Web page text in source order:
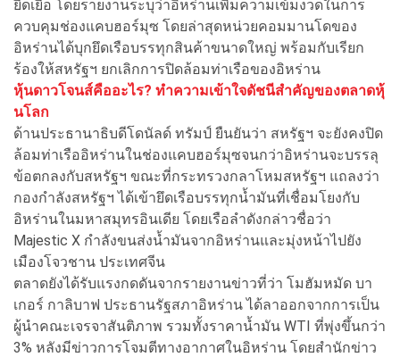
ยืดเยื้อ โดยรายงานระบุว่าอิหร่านเพิ่มความเข้มงวดในการ
ควบคุมช่องแคบฮอร์มุซ โดยล่าสุดหน่วยคอมมานโดของ
อิหร่านได้บุกยึดเรือบรรทุกสินค้าขนาดใหญ่ พร้อมกับเรียก
ร้องให้สหรัฐฯ ยกเลิกการปิดล้อมท่าเรือของอิหร่าน
หุ้นดาวโจนส์คืออะไร? ทำความเข้าใจดัชนีสำคัญของตลาดหุ้
นโลก
ด้านประธานาธิบดีโดนัลด์ ทรัมป์ ยืนยันว่า สหรัฐฯ จะยังคงปิด
ล้อมท่าเรืออิหร่านในช่องแคบฮอร์มุซจนกว่าอิหร่านจะบรรลุ
ข้อตกลงกับสหรัฐฯ ขณะที่กระทรวงกลาโหมสหรัฐฯ แถลงว่า
กองกำลังสหรัฐฯ ได้เข้ายึดเรือบรรทุกน้ำมันที่เชื่อมโยงกับ
อิหร่านในมหาสมุทรอินเดีย โดยเรือลำดังกล่าวชื่อว่า
Majestic X กำลังขนส่งน้ำมันจากอิหร่านและมุ่งหน้าไปยัง
เมืองโจวชาน ประเทศจีน
ตลาดยังได้รับแรงกดดันจากรายงานข่าวที่ว่า โมฮัมหมัด บา
เกอร์ กาลิบาฟ ประธานรัฐสภาอิหร่าน ได้ลาออกจากการเป็น
ผู้นำคณะเจรจาสันติภาพ รวมทั้งราคาน้ำมัน WTI ที่พุ่งขึ้นกว่า
3% หลังมีข่าวการโจมตีทางอากาศในอิหร่าน โดยสำนักข่าว